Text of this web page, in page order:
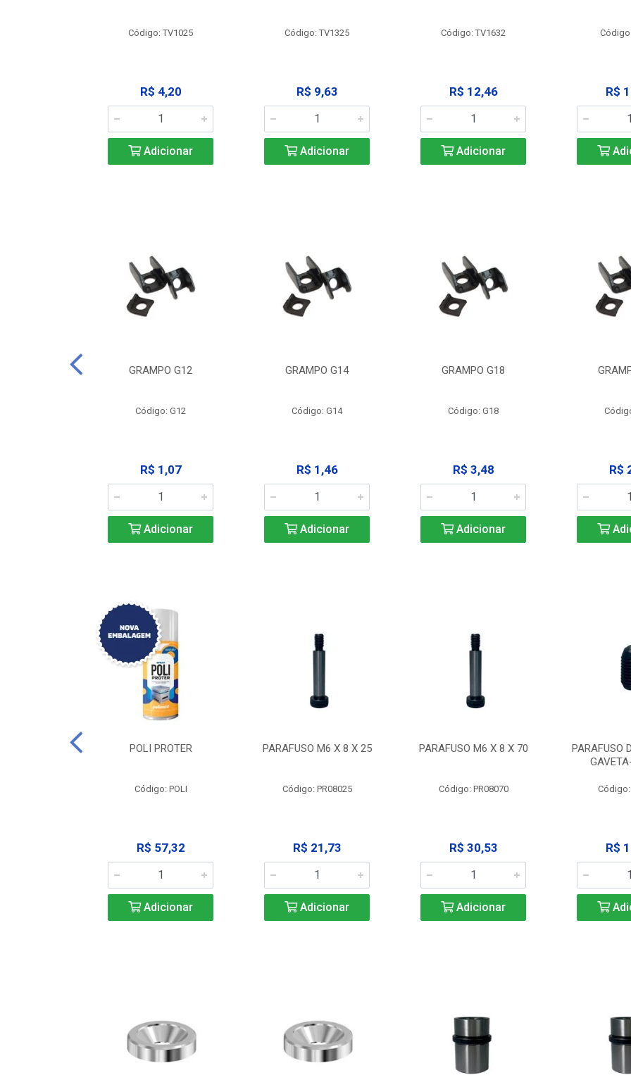
Código: TV1025
R$ 4,20
Adicionar
Código: TV1325
R$ 9,63
Adicionar
Código: TV1632
R$ 12,46
Adicionar
R$
GRAMPO G12
Código: G12
R$ 1,07
Adicionar
GRAMPO G14
Código: G14
R$ 1,46
Adicionar
GRAMPO G18
Código: G18
R$ 3,48
Adicionar
R$
POLI PROTER
Código: POLI
R$ 57,32
Adicionar
PARAFUSO M6 X 8 X 25
Código: PR08025
R$ 21,73
Adicionar
PARAFUSO M6 X 8 X 70
Código: PR08070
R$ 30,53
Adicionar
PARAFUSO
Código:
R$